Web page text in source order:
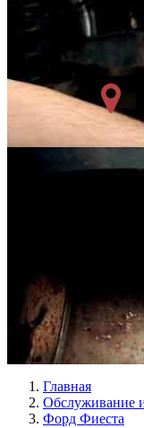
Главная
Обслуживание
Форд Фиеста